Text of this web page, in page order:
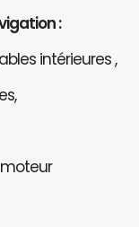
:
intérieures ,